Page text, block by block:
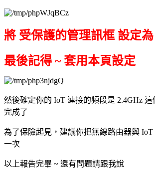
將 受保護的管理訊框 設定為
最後記得 ~ 套用本頁設定
然後確定你的 IoT 連接的頻段是 2.4GHz
完成了
為了保險起見，建議你把無線路由器與
一次
以上報告完畢 ~ 還有問題請跟我說